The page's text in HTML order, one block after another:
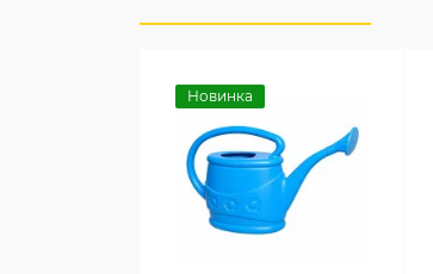
Новинка